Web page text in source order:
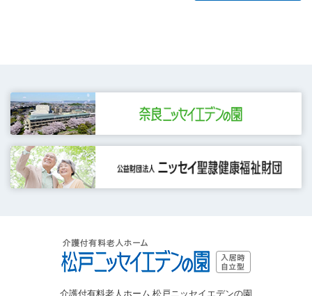
介護付有料老人ホーム 松戸ニッセイエデンの園